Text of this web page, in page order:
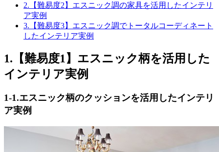
2.【難易度2】エスニック調の家具を活用したインテリ
ア実例
3.【難易度3】エスニック調でトータルコーディネート
したインテリア実例
1.【難易度1】エスニック柄を活用した
インテリア実例
1-1.エスニック柄のクッションを活用したインテリ
ア実例